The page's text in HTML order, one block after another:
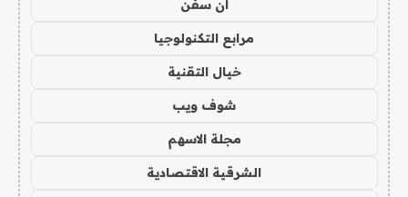
ان سفن
مرابع التكنولوجيا
خيال التقنية
شوف ويب
مجلة الاسهم
الشرقية الاقتصادية